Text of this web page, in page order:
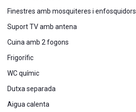
Finestres amb mosquiteres i enfosquidors
Suport TV amb antena
Cuina amb 2 fogons
Frigorífic
WC químic
Dutxa separada
Aigua calenta